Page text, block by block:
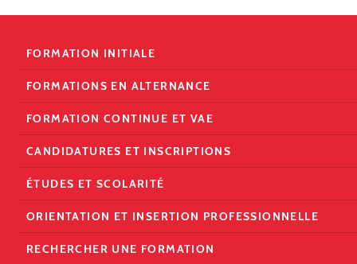
FORMATION INITIALE
FORMATIONS EN ALTERNANCE
FORMATION CONTINUE ET VAE
CANDIDATURES ET INSCRIPTIONS
ÉTUDES ET SCOLARITÉ
ORIENTATION ET INSERTION PROFESSIONNELLE
RECHERCHER UNE FORMATION